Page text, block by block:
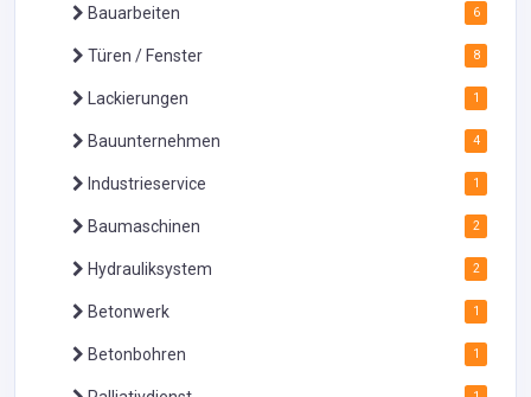
Bauarbeiten 6
Türen / Fenster 8
Lackierungen 1
Bauunternehmen 4
Industrieservice 1
Baumaschinen 2
Hydrauliksystem 2
Betonwerk 1
Betonbohren 1